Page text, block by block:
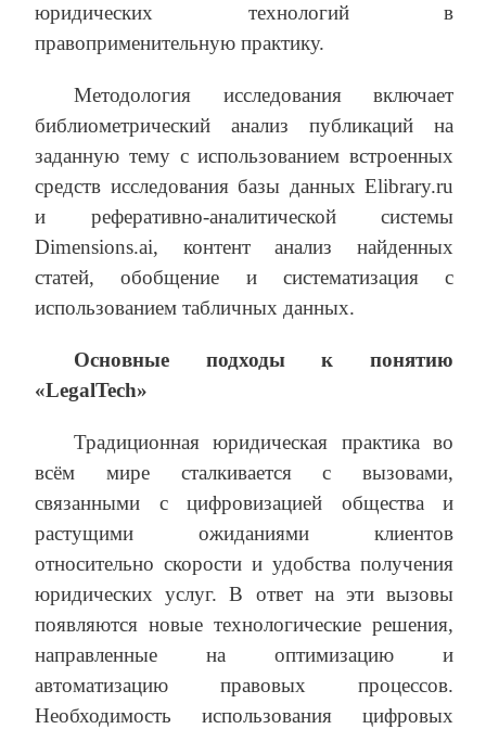
юридических технологий в
правоприменительную практику.
Методология исследования включает
библиометрический анализ публикаций на
заданную тему с использованием встроенных
средств исследования базы данных Elibrary.ru
и реферативно-аналитической системы
Dimensions.ai, контент анализ найденных
статей, обобщение и систематизация с
использованием табличных данных.
Основные подходы к понятию
«LegalTech»
Традиционная юридическая практика во
всём мире сталкивается с вызовами,
связанными с цифровизацией общества и
растущими ожиданиями клиентов
относительно скорости и удобства получения
юридических услуг. В ответ на эти вызовы
появляются новые технологические решения,
направленные на оптимизацию и
автоматизацию правовых процессов.
Необходимость использования цифровых